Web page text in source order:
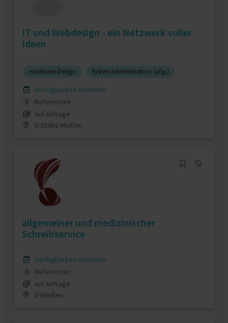
IT und Webdesign - ein Netzwerk voller
Ideen
Hardware-Design Systemadministration (allg.)
Verfügbarkeit einsehen
0
Referenzen
auf Anfrage
D-01662 Meißen
allgemeiner und medizinischer
Schreibservice
Verfügbarkeit einsehen
0
Referenzen
auf Anfrage
D-Meißen